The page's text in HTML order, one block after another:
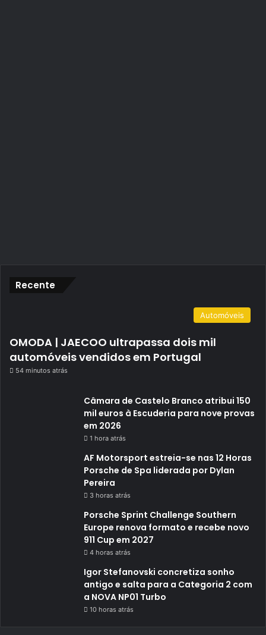
Recente
Automóveis
OMODA | JAECOO ultrapassa dois mil
automóveis vendidos em Portugal
54 minutos atrás
Câmara de Castelo Branco atribui 150
mil euros à Escuderia para nove provas
em 2026
1 hora atrás
AF Motorsport estreia-se nas 12 Horas
Porsche de Spa liderada por Dylan
Pereira
3 horas atrás
Porsche Sprint Challenge Southern
Europe renova formato e recebe novo
911 Cup em 2027
4 horas atrás
Igor Stefanovski concretiza sonho
antigo e salta para a Categoria 2 com
a NOVA NP01 Turbo
10 horas atrás